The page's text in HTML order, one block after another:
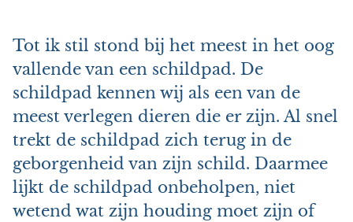
Tot ik stil stond bij het meest in het oog
vallende van een schildpad. De
schildpad kennen wij als een van de
meest verlegen dieren die er zijn. Al snel
trekt de schildpad zich terug in de
geborgenheid van zijn schild. Daarmee
lijkt de schildpad onbeholpen, niet
wetend wat zijn houding moet zijn of